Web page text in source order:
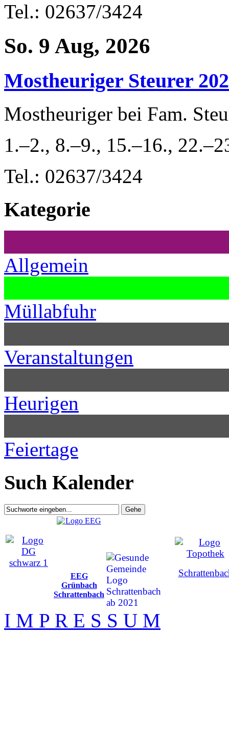
Tel.: 02637/3424
So. 9 Aug, 2026
Mostheuriger Steurer
Mostheuriger bei Fam.
1.–2., 8.–9., 15.–16.,
Tel.: 02637/3424
Kategorie
Allgemein
Müllabfuhr
Veranstaltungen
Heurigen
Feiertage
Such Kalender
EEG
Grünbach
Schrattenbach
I M P R E S S U M